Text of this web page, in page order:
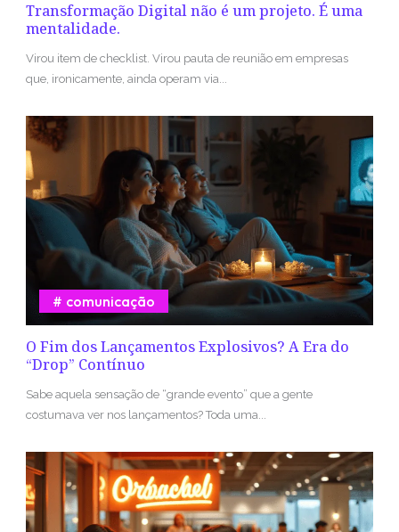
Transformação Digital não é um projeto. É uma
mentalidade.
Virou item de checklist. Virou pauta de reunião em empresas
que, ironicamente, ainda operam via...
O Fim dos Lançamentos Explosivos? A Era do
“Drop” Contínuo
comunicação
Sabe aquela sensação de “grande evento” que a gente
costumava ver nos lançamentos? Toda uma...